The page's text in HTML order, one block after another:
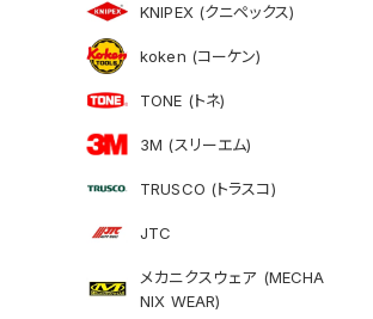
KNIPEX (クニペックス)
koken (コーケン)
TONE (トネ)
3M (スリーエム)
TRUSCO (トラスコ)
JTC
メカニクスウェア (MECHA
NIX WEAR)